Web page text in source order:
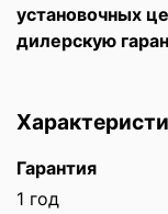
установочных
дилерскую
Гарантия
1 год